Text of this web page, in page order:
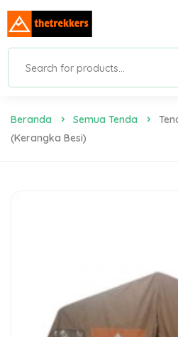
Beranda Semua Tenda
(Kerangka Besi)